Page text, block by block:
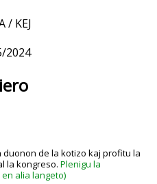
/ KEJ
2024
de la kotizo kaj profitu la
la kongreso. Plenigu la
alia langeto)